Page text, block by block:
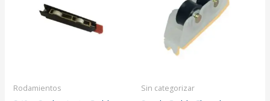
Rodamientos Sin categorizar